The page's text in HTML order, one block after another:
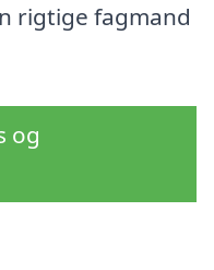
rigtige fagmand
og